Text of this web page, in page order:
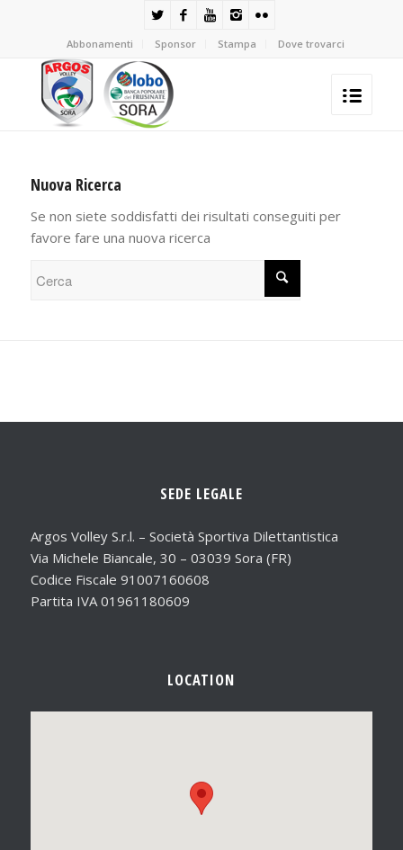
Abbonamenti Sponsor Stampa Dove trovarci
Nuova Ricerca
Se non siete soddisfatti dei risultati conseguiti per
favore fare una nuova ricerca
SEDE LEGALE
Argos Volley S.r.l. – Società Sportiva Dilettantistica
Via Michele Biancale, 30 – 03039 Sora (FR)
Codice Fiscale 91007160608
Partita IVA 01961180609
LOCATION